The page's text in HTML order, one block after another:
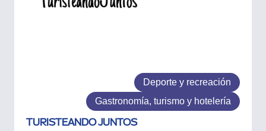
Deporte y recreación
Gastronomía, turismo y hotelería
TURISTEANDO JUNTOS